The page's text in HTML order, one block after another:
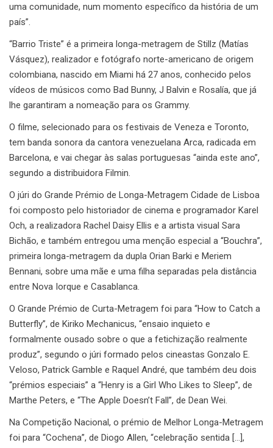
uma comunidade, num momento específico da história de um
país”.
“Barrio Triste” é a primeira longa-metragem de Stillz (Matías
Vásquez), realizador e fotógrafo norte-americano de origem
colombiana, nascido em Miami há 27 anos, conhecido pelos
vídeos de músicos como Bad Bunny, J Balvin e Rosalía, que já
lhe garantiram a nomeação para os Grammy.
O filme, selecionado para os festivais de Veneza e Toronto,
tem banda sonora da cantora venezuelana Arca, radicada em
Barcelona, e vai chegar às salas portuguesas “ainda este ano”,
segundo a distribuidora Filmin.
O júri do Grande Prémio de Longa-Metragem Cidade de Lisboa
foi composto pelo historiador de cinema e programador Karel
Och, a realizadora Rachel Daisy Ellis e a artista visual Sara
Bichão, e também entregou uma menção especial a “Bouchra”,
primeira longa-metragem da dupla Orian Barki e Meriem
Bennani, sobre uma mãe e uma filha separadas pela distância
entre Nova Iorque e Casablanca.
O Grande Prémio de Curta-Metragem foi para “How to Catch a
Butterfly”, de Kiriko Mechanicus, “ensaio inquieto e
formalmente ousado sobre o que a fetichização realmente
produz”, segundo o júri formado pelos cineastas Gonzalo E.
Veloso, Patrick Gamble e Raquel André, que também deu dois
“prémios especiais” a “Henry is a Girl Who Likes to Sleep”, de
Marthe Peters, e “The Apple Doesn’t Fall”, de Dean Wei.
Na Competição Nacional, o prémio de Melhor Longa-Metragem
foi para “Cochena”, de Diogo Allen, “celebração sentida […],